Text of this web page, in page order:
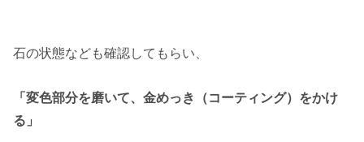
石の状態なども確認してもらい、
「変色部分を磨いて、金めっき（コーティング）をかけ
る」